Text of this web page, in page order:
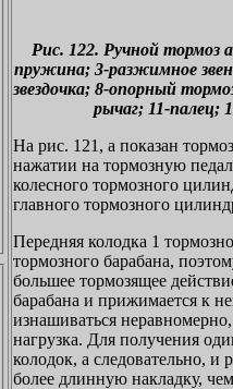
Рис. 122. Ручной тормоз
пружина; 3-разжимное
звездочка; 8-опорный
рычаг; 11-палец;
На рис. 121, а показан
нажатии на тормозную
колесного тормозного
главного тормозного
Передняя колодка 1
тормозного барабана,
большее тормозящее
барабана и прижимается к
изнашиваться
нагрузка. Для получения
колодок, а следовательно,
более длинную накладку,